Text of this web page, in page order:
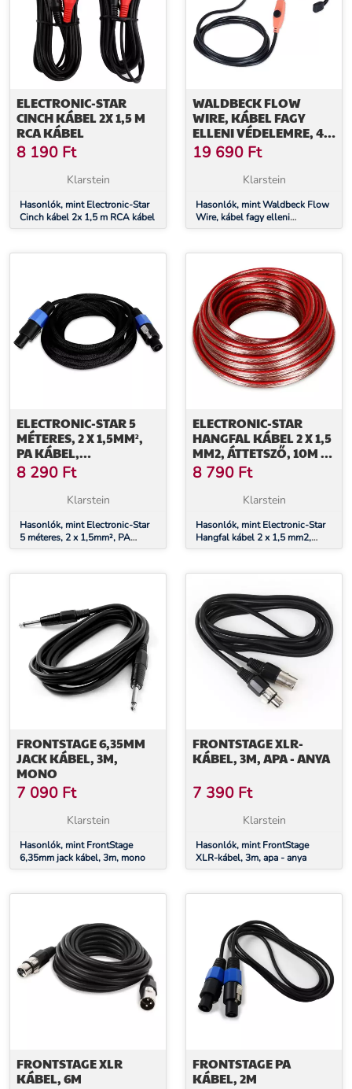
ELECTRONIC-STAR
CINCH KÁBEL 2X 1,5 M
RCA KÁBEL
8 190 Ft
Klarstein
Hasonlók, mint Electronic-Star
Cinch kábel 2x 1,5 m RCA kábel
WALDBECK FLOW
WIRE, KÁBEL FAGY
ELLENI VÉDELEMRE, 4
M, TERMOSZTÁTTAL,
IP68
19 690 Ft
Klarstein
Hasonlók, mint Waldbeck Flow
Wire, kábel fagy elleni
védelemre, 4 m, termosztáttal,
ELECTRONIC-STAR 5
MÉTERES, 2 X 1,5MM²,
PA KÁBEL,
TÖRÉSVÉDŐVEL
8 290 Ft
Klarstein
Hasonlók, mint Electronic-Star
5 méteres, 2 x 1,5mm², PA
kábel, törésvédővel
ELECTRONIC-STAR
HANGFAL KÁBEL 2 X 1,5
MM2, ÁTTETSZŐ, 10M /
+ KZ
8 790 Ft
Klarstein
Hasonlók, mint Electronic-Star
Hangfal kábel 2 x 1,5 mm2,
áttetsző, 10m / + Kz
FRONTSTAGE 6,35MM
JACK KÁBEL, 3M,
MONO
7 090 Ft
Klarstein
Hasonlók, mint FrontStage
6,35mm jack kábel, 3m, mono
FRONTSTAGE XLR-
KÁBEL, 3M, APA - ANYA
7 390 Ft
Klarstein
Hasonlók, mint FrontStage
XLR-kábel, 3m, apa - anya
FRONTSTAGE XLR
KÁBEL, 6M
FRONTSTAGE PA
KÁBEL, 2M